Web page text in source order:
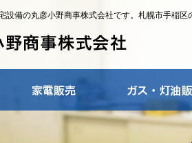
設備の丸彦小野商事株式会社です。札幌市手稲区